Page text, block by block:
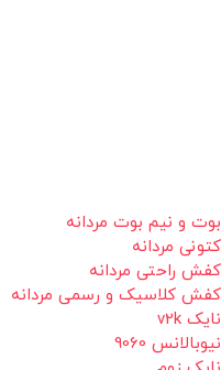
بوت و نیم بوت مردانه
کتونی مردانه
کفش راحتی مردانه
کفش کلاسیک و رسمی مردانه
نایک v2k
نیوبالانس 9060